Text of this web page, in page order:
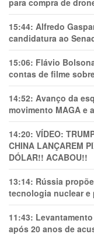
para compra de
15:44: Alfredo
candidatura ao
15:06: Flávio
contas de filme
14:52: Avanço da
movimento MAGA e
14:20: VÍDEO:
CHINA LANÇAREM
DÓLAR!! ACABOU!!
13:14: Rússia
tecnologia nuclear e
11:43:
após 20 anos de